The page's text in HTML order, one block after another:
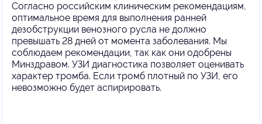
Согласно российским клиническим рекомендациям,
оптимальное время для выполнения ранней
дезобструкции венозного русла не должно
превышать 28 дней от момента заболевания. Мы
соблюдаем рекомендации, так как они одобрены
Минздравом. УЗИ диагностика позволяет оценивать
характер тромба. Если тромб плотный по УЗИ, его
невозможно будет аспирировать.